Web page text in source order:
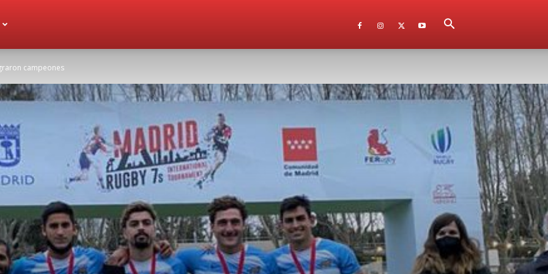
campeones